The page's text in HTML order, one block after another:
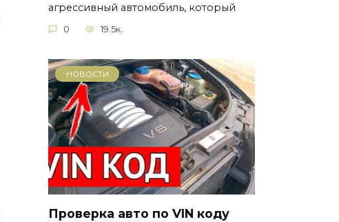
агрессивный автомобиль, который
0 19.5к.
НОВОСТИ
Проверка авто по VIN коду